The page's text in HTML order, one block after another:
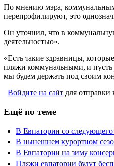
По мнению мэра,
перепрофилируют, это
Он уточнил, что в
деятельностью».
«Есть такие здравницы,
пляжи коммунальными, и пусть
мы будем держать под своим
Войдите на сайт для отправки
Ещё по теме
В Евпатории со
В нынешнем курортном
В Евпатории на зиму
Пляжи евпатории будут